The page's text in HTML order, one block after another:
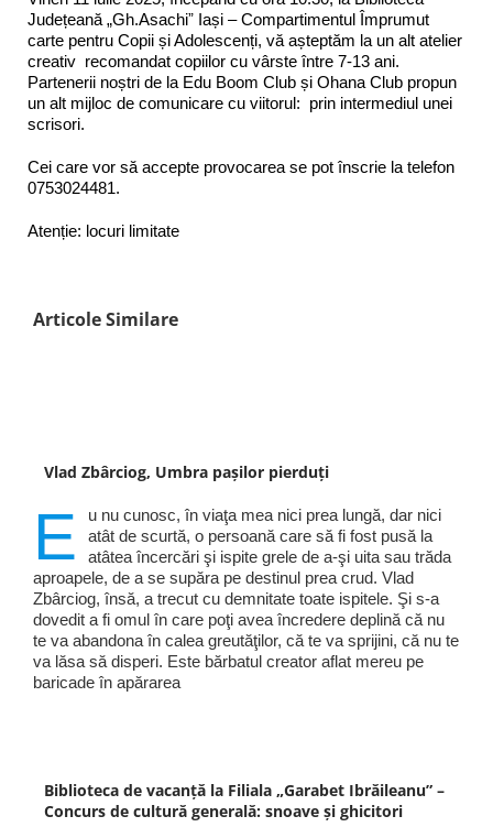
Județeană „Gh.Asachiˮ Iași – Compartimentul Împrumut
carte pentru Copii și Adolescenți, vă așteptăm la un alt atelier
creativ recomandat copiilor cu vârste între 7-13 ani.
Partenerii noștri de la Edu Boom Club și Ohana Club propun
un alt mijloc de comunicare cu viitorul: prin intermediul unei
scrisori.
Cei care vor să accepte provocarea se pot înscrie la telefon
0753024481.
Atenție: locuri limitate
Articole Similare
Vlad Zbârciog, Umbra pașilor pierduți
E
u nu cunosc, în viaţa mea nici prea lungă, dar nici
atât de scurtă, o persoană care să fi fost pusă la
atâtea încercări şi ispite grele de a-şi uita sau trăda
aproapele, de a se supăra pe destinul prea crud. Vlad
Zbârciog, însă, a trecut cu demnitate toate ispitele. Şi s-a
dovedit a fi omul în care poţi avea încredere deplină că nu
te va abandona în calea greutăţilor, că te va sprijini, că nu te
va lăsa să disperi. Este bărbatul creator aflat mereu pe
baricade în apărarea
Biblioteca de vacanță la Filiala „Garabet Ibrăileanu” –
Concurs de cultură generală: snoave și ghicitori